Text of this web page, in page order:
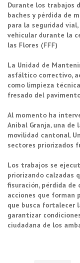
Durante los trabajos
baches y pérdida de
para la seguridad
vehicular durante la
las Flores (FFF)
La Unidad de
asfáltico correctivo,
como limpieza
fresado del
Al momento ha
Aníbal Granja, una
movilidad cantonal.
sectores priorizados
Los trabajos se
priorizando calzadas
fisuración, pérdida
acciones que forman
que busca fortalecer
garantizar
ciudadana de los